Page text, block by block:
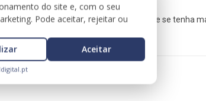
a falta de iniciativa, fazendo com que se tenha
do site e, com o seu
Pode aceitar, rejeitar ou
Aceitar